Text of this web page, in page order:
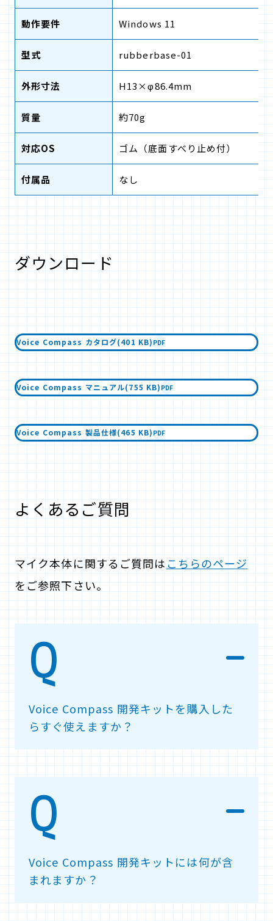
動作要件 Windows 11
型式 rubberbase-01
外形寸法 H13×φ86.4mm
質量 約70g
対応OS ゴム（底面すべり止め付）
付属品 なし
ダウンロード
Voice Compass カタログ(401 KB) PDF
Voice Compass マニュアル(755 KB) PDF
Voice Compass 製品仕様(465 KB) PDF
よくあるご質問
マイク本体に関するご質問は こちらのページ
をご参照下さい。
Voice Compass 開発キットを購入した
らすぐ使えますか？
Voice Compass 開発キットには何が含
まれますか？